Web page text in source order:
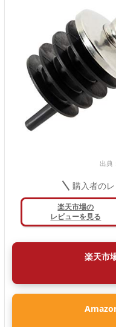
出典：
購入者の
楽天市場の
レビューを見る
楽天市